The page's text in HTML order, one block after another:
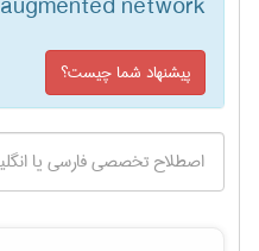
پیشنهاد شما چیست؟